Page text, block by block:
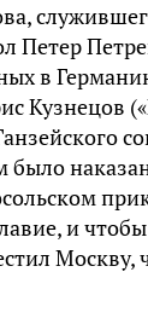
Петер
в
Кузнецов
и
Москву,